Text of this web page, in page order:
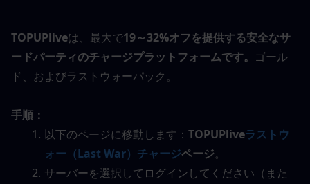
TOPUPliveは、最大で19～32%オフを提供する安全なサ
ードパーティのチャージプラットフォームです。 ゴール
ド、およびラストウォーパック。
手順：
以下のページに移動します： TOPUPliveラストウ
ォー（Last War）チャージページ。
サーバーを選択してログインしてください（また